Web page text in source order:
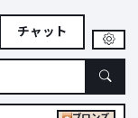
チャット